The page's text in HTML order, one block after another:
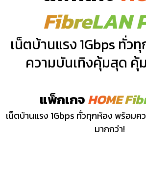
FibreLAN
เน็ตบ้านแรง 1Gbps ทั่ว
ความบันเทิงคุ้มสุด คุ้
แพ็กเกจHOME
เน็ตบ้านแรง 1Gbps ทั่วทุกห้อง พร้อม
มากกว่า!